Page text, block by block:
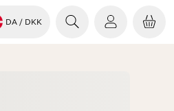
DA / DKK